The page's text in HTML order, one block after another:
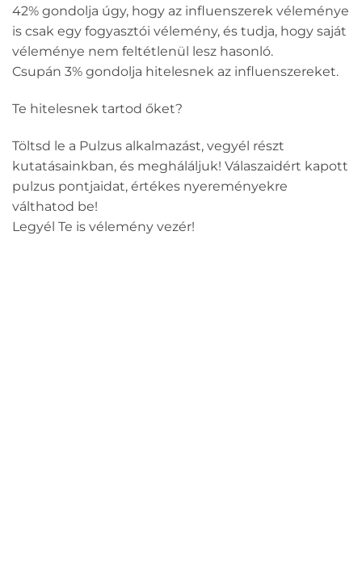
42% gondolja úgy, hogy az influenszerek véleménye
is csak egy fogyasztói vélemény, és tudja, hogy saját
véleménye nem feltétlenül lesz hasonló.
Csupán 3% gondolja hitelesnek az influenszereket.
Te hitelesnek tartod őket?
Töltsd le a Pulzus alkalmazást, vegyél részt
kutatásainkban, és megháláljuk! Válaszaidért kapott
pulzus pontjaidat, értékes nyereményekre
válthatod be!
Legyél Te is vélemény vezér!